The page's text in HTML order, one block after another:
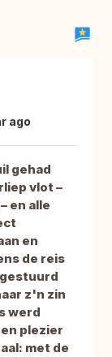
ago
gehad
vlot –
en alle
en
de reis
z'n zin
werd
plezier
met de